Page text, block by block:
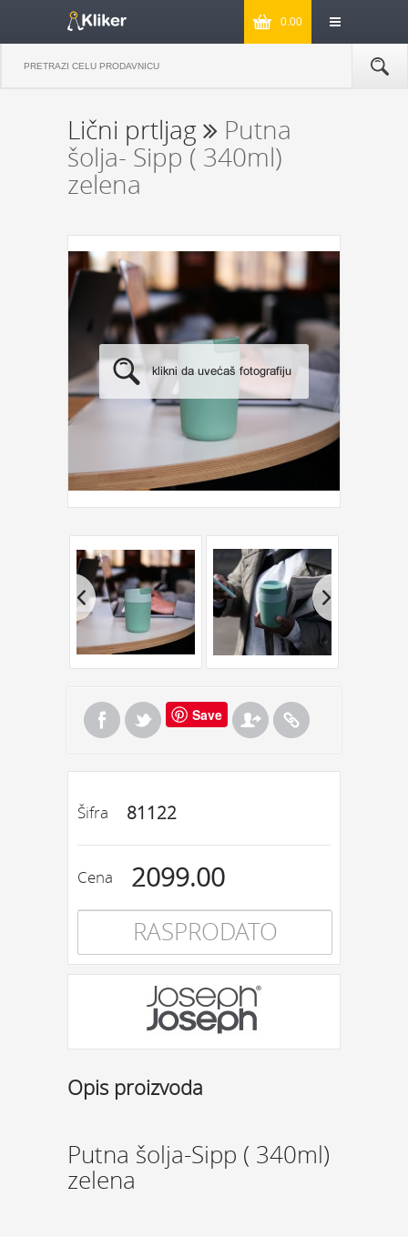
0.00
Lični prtljag
Putna
šolja- Sipp ( 340ml)
zelena
Save
Šifra 81122
Cena 2099.00
RASPRODATO
Opis proizvoda
Putna šolja-Sipp ( 340ml)
zelena